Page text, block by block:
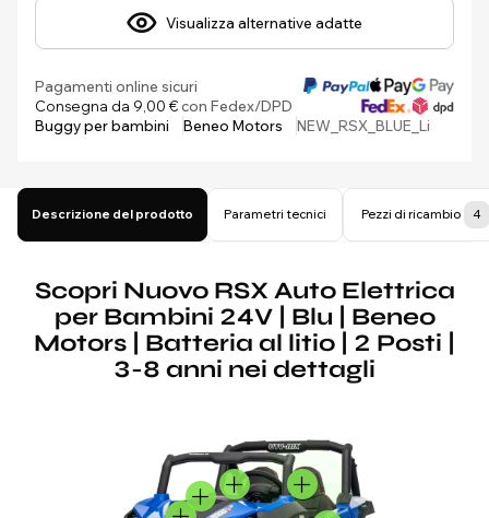
Visualizza alternative adatte
Pagamenti online sicuri
Consegna da 9,00 €con Fedex/DPD
Buggy per bambini
Beneo Motors NEW_RSX_BLUE_Li
Descrizione del prodotto Parametri tecnici Pezzi di ricambio 4
Scopri Nuovo RSX Auto Elettrica
per Bambini 24V | Blu | Beneo
Motors | Batteria al litio | 2 Posti |
3-8 anni nei dettagli